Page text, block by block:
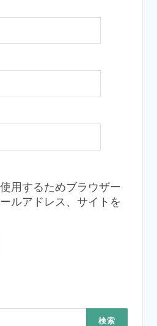
用するためブラウザー
ルアドレス、サイトを